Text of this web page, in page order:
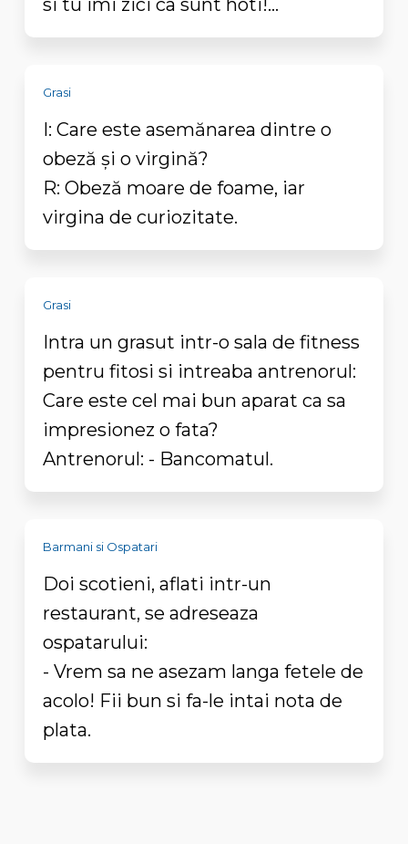
si tu imi zici ca sunt hoti!...
Grasi
I: Care este asemănarea dintre o
obeză și o virgină?
R: Obeză moare de foame, iar
virgina de curiozitate.
Grasi
Intra un grasut intr-o sala de fitness
pentru fitosi si intreaba antrenorul:
Care este cel mai bun aparat ca sa
impresionez o fata?
Antrenorul: - Bancomatul.
Barmani si Ospatari
Doi scotieni, aflati intr-un
restaurant, se adreseaza
ospatarului:
- Vrem sa ne asezam langa fetele de
acolo! Fii bun si fa-le intai nota de
plata.